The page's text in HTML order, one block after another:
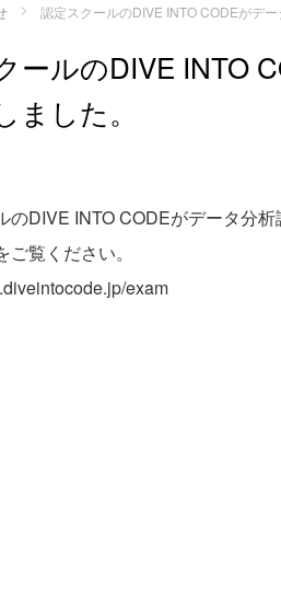
認定スクールのDIVE INTO CODEがデ
ールのDIVE INTO
ました。
のDIVE INTO CODEがデータ分析
覧ください。
exam